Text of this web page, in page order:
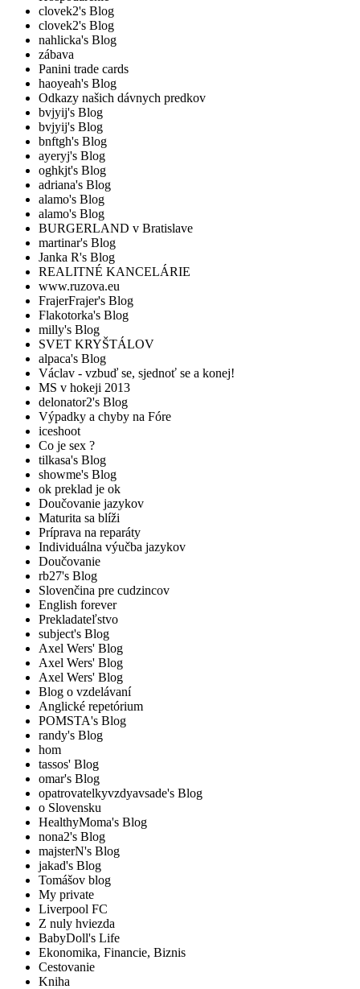
clovek2's Blog
clovek2's Blog
nahlicka's Blog
zábava
Panini trade cards
haoyeah's Blog
Odkazy našich dávnych predkov
bvjyij's Blog
bvjyij's Blog
bnftgh's Blog
ayeryj's Blog
oghkjt's Blog
adriana's Blog
alamo's Blog
alamo's Blog
BURGERLAND v Bratislave
martinar's Blog
Janka R's Blog
REALITNÉ KANCELÁRIE
www.ruzova.eu
FrajerFrajer's Blog
Flakotorka's Blog
milly's Blog
SVET KRYŠTÁLOV
alpaca's Blog
Václav - vzbuď se, sjednoť se a konej!
MS v hokeji 2013
delonator2's Blog
Výpadky a chyby na Fóre
iceshoot
Co je sex ?
tilkasa's Blog
showme's Blog
ok preklad je ok
Doučovanie jazykov
Maturita sa blíži
Príprava na reparáty
Individuálna výučba jazykov
Doučovanie
rb27's Blog
Slovenčina pre cudzincov
English forever
Prekladateľstvo
subject's Blog
Axel Wers' Blog
Axel Wers' Blog
Axel Wers' Blog
Blog o vzdelávaní
Anglické repetórium
POMSTA's Blog
randy's Blog
hom
tassos' Blog
omar's Blog
opatrovatelkyvzdyavsade's Blog
o Slovensku
HealthyMoma's Blog
nona2's Blog
majsterN's Blog
jakad's Blog
Tomášov blog
My private
Liverpool FC
Z nuly hviezda
BabyDoll's Life
Ekonomika, Financie, Biznis
Cestovanie
Kniha